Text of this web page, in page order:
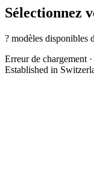
Sélectionnez
? modèles disponibles
Erreur de chargement ·
Established in